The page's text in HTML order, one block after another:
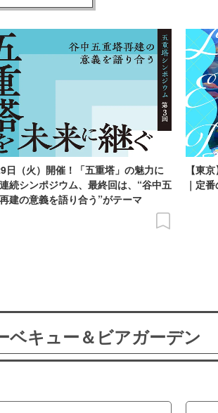
日（火）開催！「五重塔」の魅力に
続シンポジウム、最終回は、“谷中五
建の意義を語り合う”がテーマ
【東
｜定
ベキュー＆ビアガーデン